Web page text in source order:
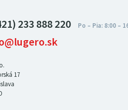
233 888 220
17